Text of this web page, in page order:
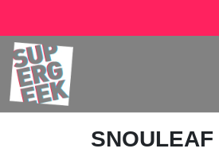
SNOULEAF